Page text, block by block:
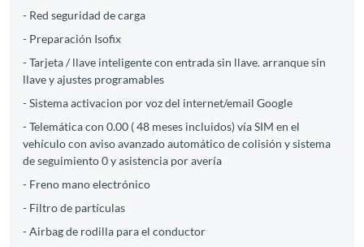
- Red seguridad de carga
- Preparación Isofix
- Tarjeta / llave inteligente con entrada sin llave. arranque sin
llave y ajustes programables
- Sistema activacion por voz del internet/email Google
- Telemática con 0.00 ( 48 meses incluidos) vía SIM en el
vehículo con aviso avanzado automático de colisión y sistema
de seguimiento 0 y asistencia por avería
- Freno mano electrónico
- Filtro de partículas
- Airbag de rodilla para el conductor